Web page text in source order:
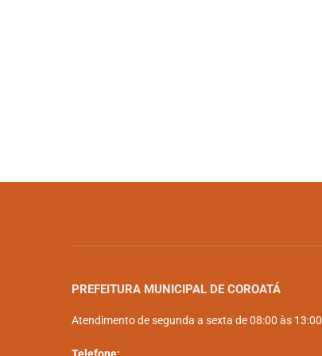
PREFEITURA MUNICIPAL DE COROATÁ
Atendimento de segunda a sexta de 08:00 às 13:00